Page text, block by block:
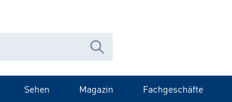
Sehen Magazin Fachgeschäfte